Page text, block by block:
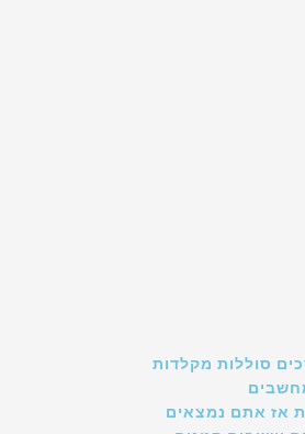
סוללות מקלדות
אז אתם נמצאים